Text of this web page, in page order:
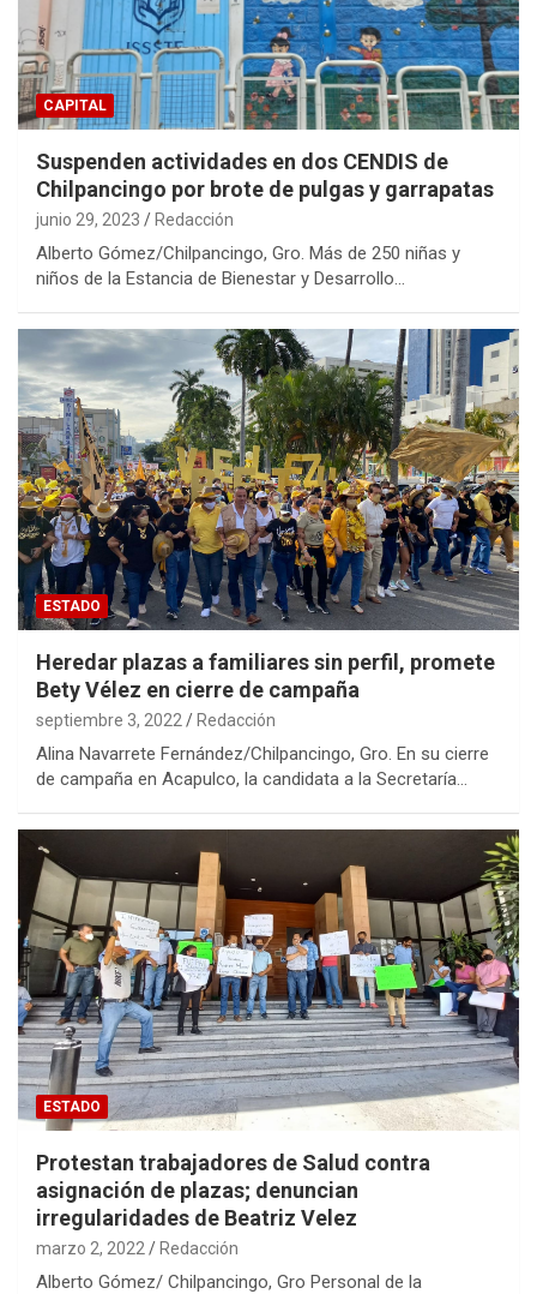
CAPITAL
Suspenden actividades en dos CENDIS de
Chilpancingo por brote de pulgas y garrapatas
junio 29, 2023 Redacción
Alberto Gómez/Chilpancingo, Gro. Más de 250 niñas y
niños de la Estancia de Bienestar y Desarrollo…
ESTADO
Heredar plazas a familiares sin perfil, promete
Bety Vélez en cierre de campaña
septiembre 3, 2022 Redacción
Alina Navarrete Fernández/Chilpancingo, Gro. En su cierre
de campaña en Acapulco, la candidata a la Secretaría…
ESTADO
Protestan trabajadores de Salud contra
asignación de plazas; denuncian
irregularidades de Beatriz Velez
marzo 2, 2022 Redacción
Alberto Gómez/ Chilpancingo, Gro Personal de la